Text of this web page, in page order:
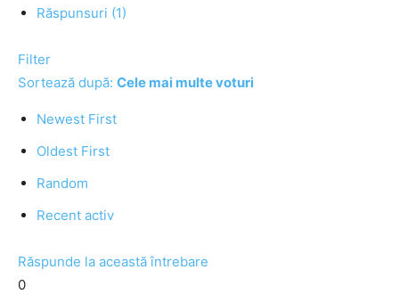
Răspunsuri (1)
Filter
Sortează după: Cele mai multe voturi
Newest First
Oldest First
Random
Recent activ
Răspunde la această întrebare
0